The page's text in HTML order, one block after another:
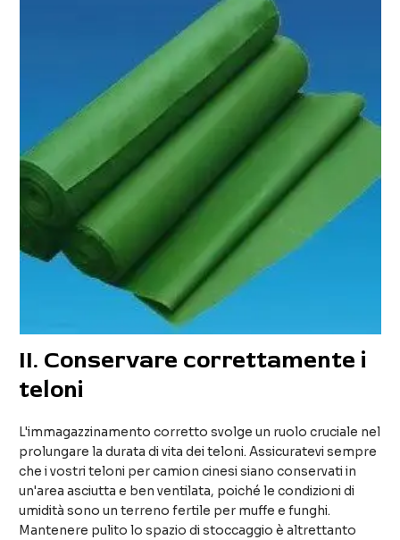
II. Conservare correttamente i
teloni
L'immagazzinamento corretto svolge un ruolo cruciale nel
prolungare la durata di vita dei teloni. Assicuratevi sempre
che i vostri teloni per camion cinesi siano conservati in
un'area asciutta e ben ventilata, poiché le condizioni di
umidità sono un terreno fertile per muffe e funghi.
Mantenere pulito lo spazio di stoccaggio è altrettanto